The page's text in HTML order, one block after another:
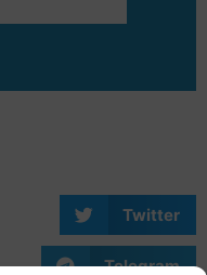
Twitter
Telegram